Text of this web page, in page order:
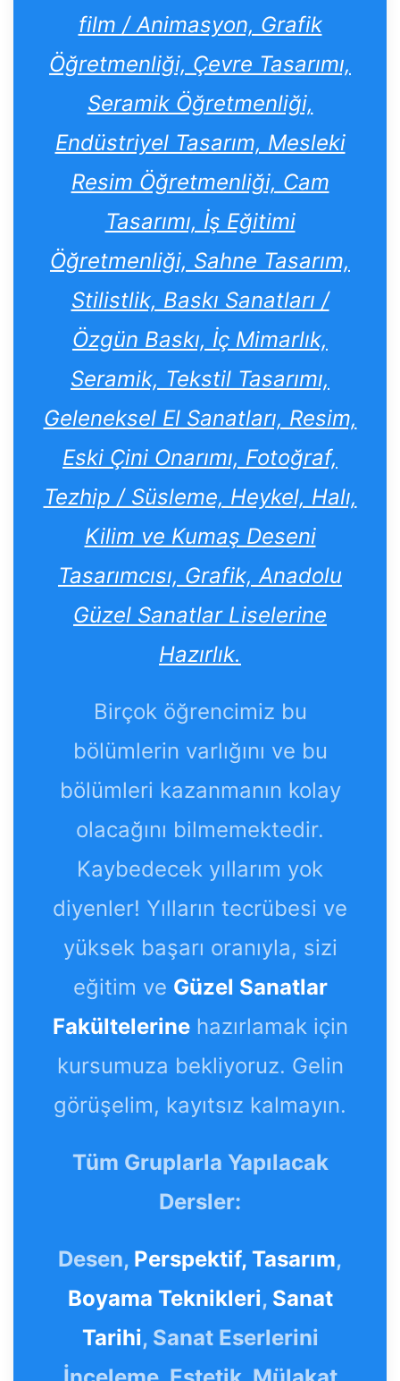
film / Animasyon, Grafik
Öğretmenliği, Çevre Tasarımı,
Seramik Öğretmenliği,
Endüstriyel Tasarım, Mesleki
Resim Öğretmenliği, Cam
Tasarımı, İş Eğitimi
Öğretmenliği, Sahne Tasarım,
Stilistlik, Baskı Sanatları /
Özgün Baskı, İç Mimarlık,
Seramik, Tekstil Tasarımı,
Geleneksel El Sanatları, Resim,
Eski Çini Onarımı, Fotoğraf,
Tezhip / Süsleme, Heykel, Halı,
Kilim ve Kumaş Deseni
Tasarımcısı, Grafik, Anadolu
Güzel Sanatlar Liselerine
Hazırlık.
Birçok öğrencimiz bu
bölümlerin varlığını ve bu
bölümleri kazanmanın kolay
olacağını bilmemektedir.
Kaybedecek yıllarım yok
diyenler! Yılların tecrübesi ve
yüksek başarı oranıyla, sizi
eğitim ve Güzel Sanatlar
Fakültelerinehazırlamak için
kursumuza bekliyoruz. Gelin
görüşelim, kayıtsız kalmayın.
Tüm Gruplarla Yapılacak
Dersler:
Desen, Perspektif, Tasarım,
Boyama Teknikleri, Sanat
Tarihi, Sanat Eserlerini